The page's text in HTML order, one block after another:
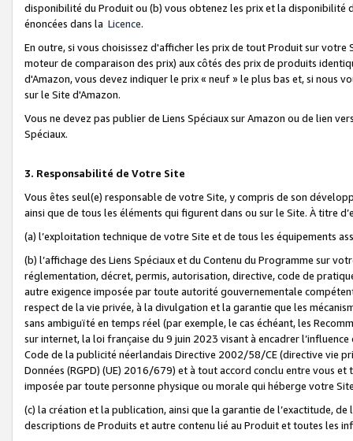
disponibilité du Produit ou (b) vous obtenez les prix et la disponibilité
énoncées dans la Licence.
En outre, si vous choisissez d'afficher les prix de tout Produit sur
moteur de comparaison des prix) aux côtés des prix de produits
d'Amazon, vous devez indiquer le prix « neuf » le plus bas et, si nous
sur le Site d'Amazon.
Vous ne devez pas publier de Liens Spéciaux sur Amazon ou de lien
Spéciaux.
3. Responsabilité de Votre Site
Vous êtes seul(e) responsable de votre Site, y compris de son
ainsi que de tous les éléments qui figurent dans ou sur le Site. À titre
(a) l’exploitation technique de votre Site et de tous les équipements
(b) l’affichage des Liens Spéciaux et du Contenu du Programme sur
réglementation, décret, permis, autorisation, directive, code de
autre exigence imposée par toute autorité gouvernementale
respect de la vie privée, à la divulgation et la garantie que les
sans ambiguïté en temps réel (par exemple, le cas échéant, les
sur internet, la loi française du 9 juin 2023 visant à encadrer
Code de la publicité néerlandais Directive 2002/58/CE (directive vie
Données (RGPD) (UE) 2016/679) et à tout accord conclu entre vous
imposée par toute personne physique ou morale qui héberge votre
(c) la création et la publication, ainsi que la garantie de l’exactitude,
descriptions de Produits et autre contenu lié au Produit et toutes les